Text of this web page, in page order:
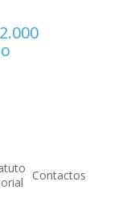
Contactos